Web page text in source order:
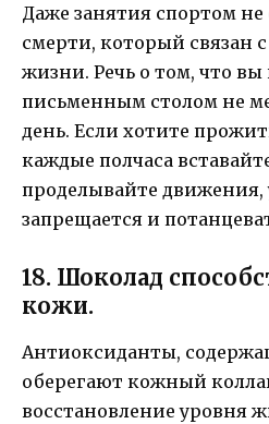
Даже занятия спортом
смерти, который связан
жизни. Речь о том, что вы
письменным столом не
день. Если хотите
каждые полчаса
проделывайте
запрещается и
18. Шоколад
кожи.
Антиоксиданты,
оберегают кожный
восстановление уровня